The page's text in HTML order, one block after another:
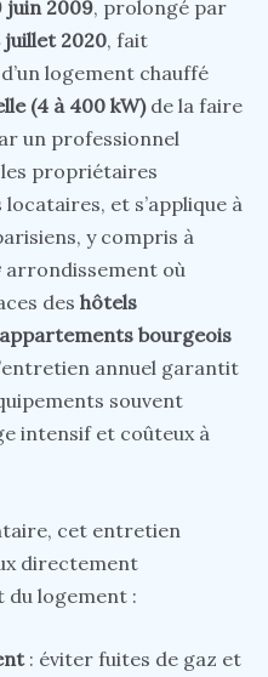
juin 2009, prolongé par
juillet 2020, fait
logement chauffé
(4 à 400 kW)de la faire
un professionnel
propriétaires
et s’applique à
y compris à
arrondissement où
des hôtels
appartements bourgeois
annuel garantit
souvent
intensif et coûteux à
cet entretien
directement
du logement :
: éviter fuites de gaz et